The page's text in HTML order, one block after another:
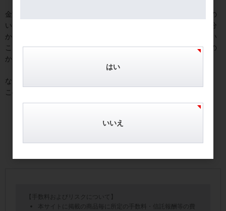
金市場も仮に価格が急騰急落しても、今の市場環境では、投機筋の
いたずらにしか見えない。それゆえ、メディアに聞かれても、「分
からん」の一言で片づけている。分かる人が、世界中に誰もいない
ことだけは確か。トランプ自身が思い付きで動き、自らどうするの
か、分かっていないのだから。
なお、次期ＦＲＢ議長人事が、いよいよ発表されそうな流れゆえ、
この問題だけは、筆者も展開を根気よく追っている。
【手数料およびリスクについて】
本サイトに掲載の商品毎に所定の手数料・信託報酬等の費
はい
いいえ